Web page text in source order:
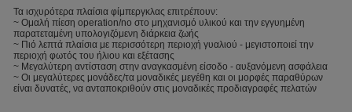
Τα ισχυρότερα πλαίσια φίμπεργκλας επιτρέπουν:
~ Ομαλή πίεση operation/no στο μηχανισμό υλικού και την εγγυημένη
παρατεταμένη υπολογιζόμενη διάρκεια ζωής
~ Πιό λεπτά πλαίσια με περισσότερη περιοχή γυαλιού - μεγιστοποιεί την
περιοχή φωτός του ήλιου και εξέτασης
~ Μεγαλύτερη αντίσταση στην αναγκασμένη είσοδο - αυξανόμενη ασφάλεια
~ Οι μεγαλύτερες μονάδες/τα μοναδικές μεγέθη και οι μορφές παραθύρων
είναι δυνατές, να ανταποκριθούν στις μοναδικές προδιαγραφές πελατών